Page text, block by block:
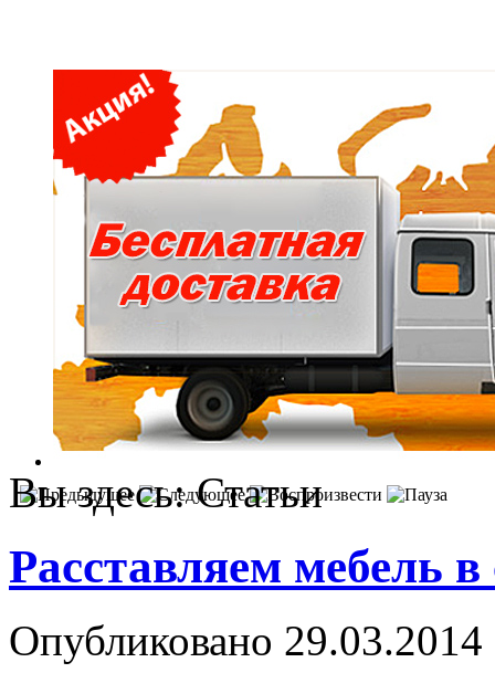
Вы здесь:Статьи
Расставляем мебель в
Опубликовано